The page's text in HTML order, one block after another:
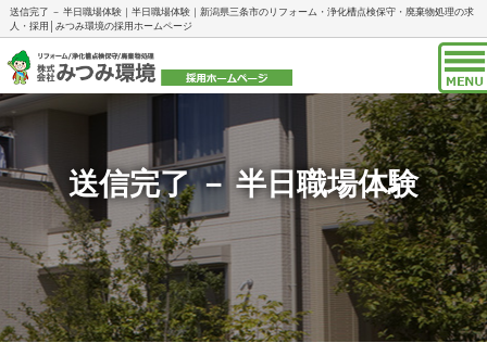
送信完了 － 半日職場体験｜半日職場体験｜新潟県三条市のリフォーム・浄化槽点検保守・廃棄物処理の求
人・採用│みつみ環境の採用ホームページ
送信完了 － 半日職場体験